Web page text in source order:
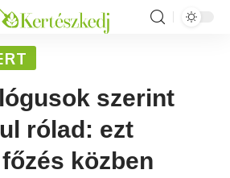
szerint
rólad: ezt
közben